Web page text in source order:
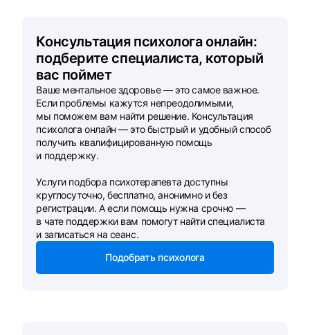
Консультация психолога онлайн:
подберите специалиста, который
вас поймет
Ваше ментальное здоровье — это самое важное.
Если проблемы кажутся непреодолимыми,
мы поможем вам найти решение. Консультация
психолога онлайн — это быстрый и удобный способ
получить квалифицированную помощь
и поддержку.
Услуги подбора психотерапевта доступны
круглосуточно, бесплатно, анонимно и без
регистрации. А если помощь нужна срочно —
в чате поддержки вам помогут найти специалиста
и записаться на сеанс.
Подобрать психолога